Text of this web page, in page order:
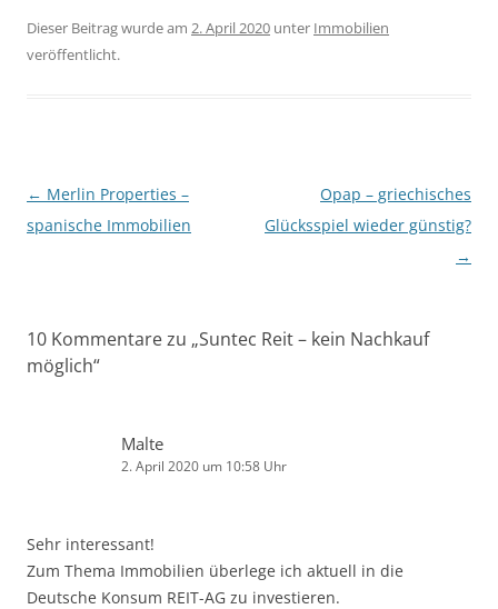
Dieser Beitrag wurde am 2. April 2020 unter Immobilien
veröffentlicht.
Beitragsnavigation
← Merlin Properties –
spanische Immobilien
Opap – griechisches
Glücksspiel wieder günstig?
→
10 Kommentare zu „Suntec Reit – kein Nachkauf
möglich“
Malte
2. April 2020 um 10:58 Uhr
Sehr interessant!
Zum Thema Immobilien überlege ich aktuell in die
Deutsche Konsum REIT-AG zu investieren.